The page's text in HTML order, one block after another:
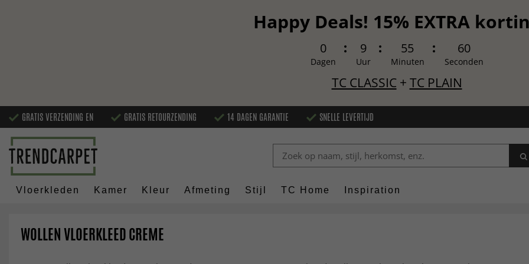
Happy Deals! 15% EXTRA
0
Dagen
9
Uur
55
Minuten
59
Seconden
TC CLASSIC+ TC PLAIN
GRATIS VERZENDING EN GRATIS RETOURZENDING 14 DAGEN GARANTIE SNELLE LEVERTIJD
Vloerkleden Kamer Kleur Afmeting Stijl TC Home Inspiration
WOLLEN VLOERKLEED CREME